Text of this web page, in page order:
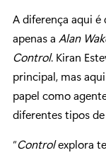
A diferença aqui é
apenas a Alan
Control. Kiran
principal, mas
papel como
diferentes tipos
“Controlexplora